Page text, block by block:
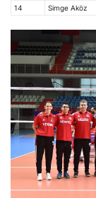
14
Simge Aköz